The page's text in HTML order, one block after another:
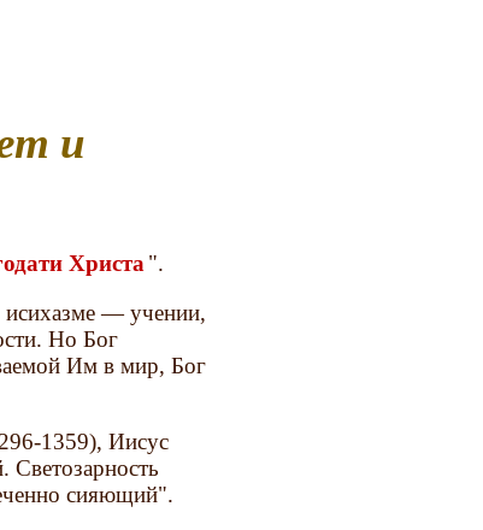
Христа ".
исихазме — учении,
Но Бог
Им в мир, Бог
1359), Иисус
Светозарность
сияющий".